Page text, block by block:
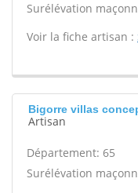
Surélévation
Voir la fiche artisan :
Bigorre villas
Artisan
Département: 65
Surélévation